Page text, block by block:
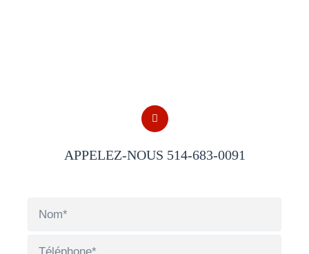
APPELEZ-NOUS 514-683-0091